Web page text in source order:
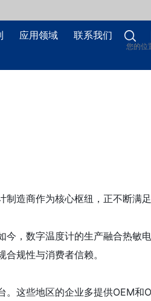
应用领域 联系我们
您的位
造商作为核心枢纽，正不断
，数字温度计的生产融合热
规性与消费者信赖。
。这些地区的企业多提供OEM和